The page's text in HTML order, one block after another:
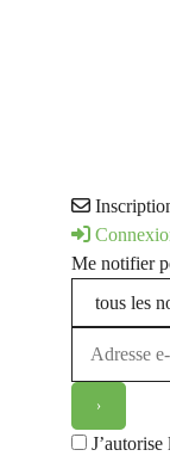
Me notifier